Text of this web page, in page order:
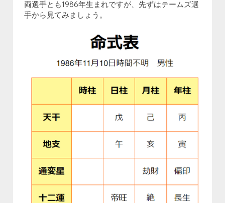
両選手とも1986年生まれですが、先ずはテームズ選
手から見てみましょう。